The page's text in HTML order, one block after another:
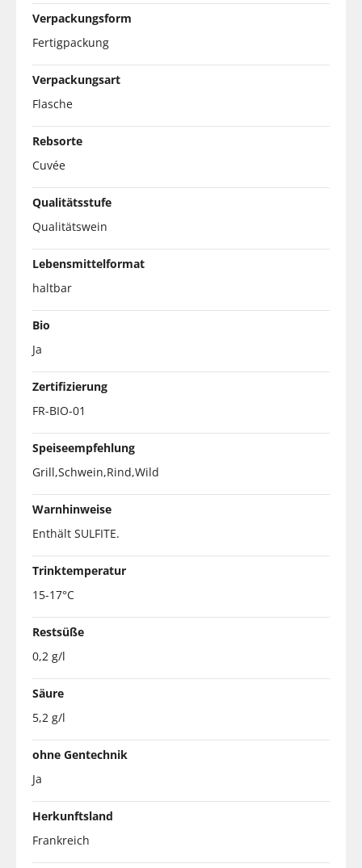
Verpackungsform
Fertigpackung
Verpackungsart
Flasche
Rebsorte
Cuvée
Qualitätsstufe
Qualitätswein
Lebensmittelformat
haltbar
Bio
Ja
Zertifizierung
FR-BIO-01
Speiseempfehlung
Grill,Schwein,Rind,Wild
Warnhinweise
Enthält SULFITE.
Trinktemperatur
15-17°C
Restsüße
0,2 g/l
Säure
5,2 g/l
ohne Gentechnik
Ja
Herkunftsland
Frankreich